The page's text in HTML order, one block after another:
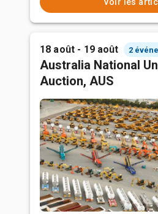
18 août - 19 août 2
Australia National
Auction, AUS